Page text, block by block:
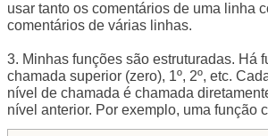
usar tanto os comentários de uma linha
comentários de várias linhas.
3. Minhas funções são estruturadas. Há
chamada superior (zero), 1º, 2º, etc.
nível de chamada é chamada
nível anterior. Por exemplo, uma função